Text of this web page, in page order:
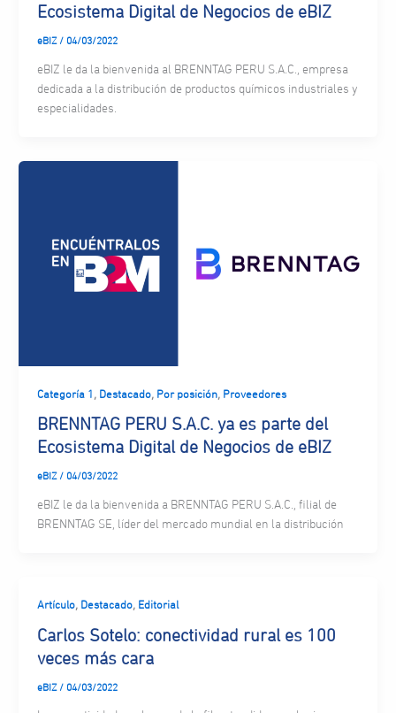
Ecosistema Digital de Negocios de eBIZ
eBIZ / 04/03/2022
eBIZ le da la bienvenida al BRENNTAG PERU S.A.C., empresa
dedicada a la distribución de productos químicos industriales y
especialidades.
Categoría 1 , Destacado, Por posición, Proveedores
BRENNTAG PERU S.A.C. ya es parte del
Ecosistema Digital de Negocios de eBIZ
eBIZ / 04/03/2022
eBIZ le da la bienvenida a BRENNTAG PERU S.A.C., filial de
BRENNTAG SE, líder del mercado mundial en la distribución
Artículo, Destacado, Editorial
Carlos Sotelo: conectividad rural es 100
veces más cara
eBIZ / 04/03/2022